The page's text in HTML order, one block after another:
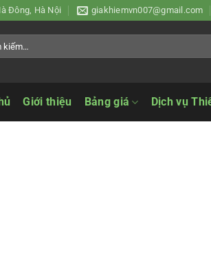
Đông, Hà Nội giakhiemvn007@gmail.com
Giới thiệu Bảng giá Dịch vụ